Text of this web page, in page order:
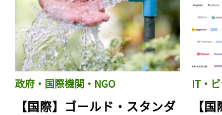
政府・国際機関・NGO
【国際】ゴールド・スタンダ
IT・
【